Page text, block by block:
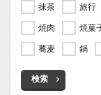
抹茶
旅行
焼肉
焼菓
蕎麦
鍋
検索